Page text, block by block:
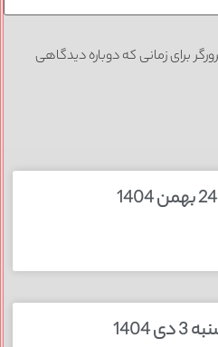
برای زمانی که دوباره دیدگاهی